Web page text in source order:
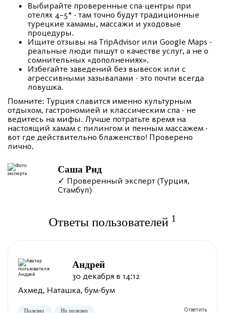
Выбирайте проверенные спа-центры при
отелях 4–5* - там точно будут традиционные
турецкие хамамы, массажи и уходовые
процедуры.
Ищите отзывы на TripAdvisor или Google Maps -
реальные люди пишут о качестве услуг, а не о
сомнительных «дополнениях».
Избегайте заведений без вывесок или с
агрессивными зазывалами - это почти всегда
ловушка.
Помните: Турция славится именно культурным
отдыхом, гастрономией и классическим спа - не
ведитесь на мифы. Лучше потратьте время на
настоящий хамам с пилингом и пенным массажем -
вот где действительно блаженство! Проверено
лично.
Саша Рид
✓ Проверенный эксперт (Турция,
Стамбул)
Ответы пользователей 1
Андрей
30 декабря в 14:12
Ахмед, Наташка, бум-бум